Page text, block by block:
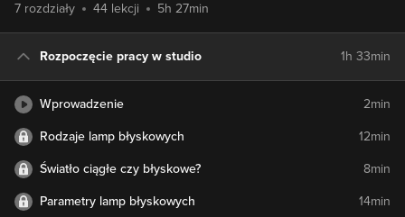
7 rozdziały 44 lekcji 5h 27min
Rozpoczęcie pracy w studio 1h 33min
Wprowadzenie 2min
Rodzaje lamp błyskowych 12min
Światło ciągłe czy błyskowe? 8min
Parametry lamp błyskowych 14min